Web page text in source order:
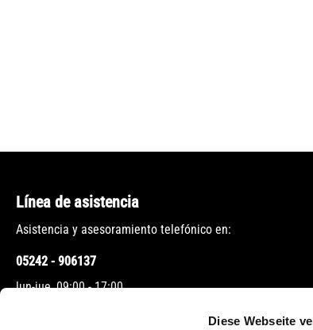
Diese Webseite
Línea de asistencia
Asistencia y asesoramiento telefónico en:
05242 - 906137
lun-jue, 09:00 - 17:00